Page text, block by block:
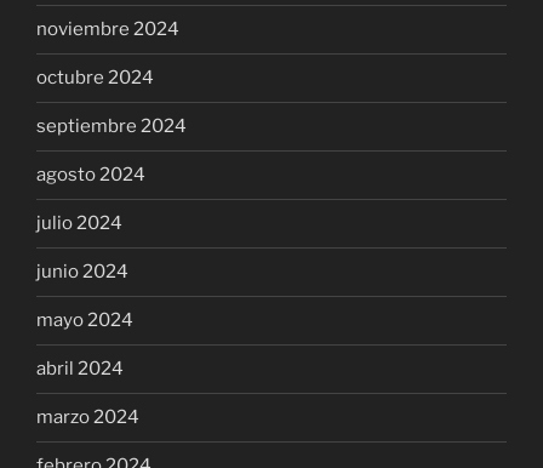
noviembre 2024
octubre 2024
septiembre 2024
agosto 2024
julio 2024
junio 2024
mayo 2024
abril 2024
marzo 2024